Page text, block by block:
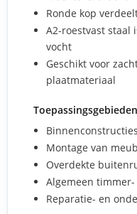
Ronde kop
A2-roestvast staal
vocht
Geschikt voor
plaatmateriaal
Toepassingsgebieden
Montage van
Overdekte
Algemeen
Reparatie- en